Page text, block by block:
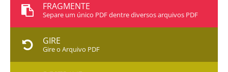
FRAGMENTE
Separe um único PDF dentre diversos arquivos PDF
GIRE
Gire o Arquivo PDF